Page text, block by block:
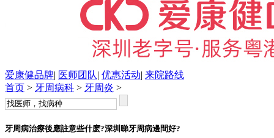
爱康健品牌| 医师团队| 优惠活动| 来院路线
首页 > 牙周病科 > 牙周炎 >
牙周病治療後應註意些什麽?深圳睇牙周病邊間好?